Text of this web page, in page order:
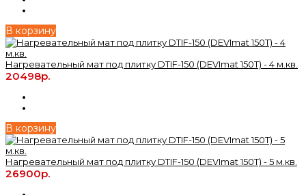
В корзину
Нагревательный мат под плитку DTIF-150 (DEVImat 150T) - 4 м.кв.
20498р.
В корзину
Нагревательный мат под плитку DTIF-150 (DEVImat 150T) - 5 м.кв.
26900р.